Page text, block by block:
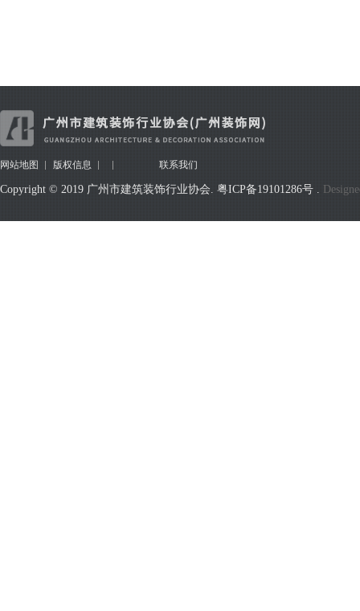
网站地图 版权信息 联系我们
Copyright © 2019 广州市建筑装饰行业协会. 粤ICP备19101286号